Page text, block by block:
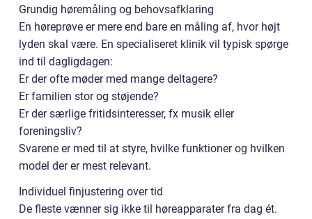
Grundig høremåling og behovsafklaring
En høreprøve er mere end bare en måling af, hvor højt
lyden skal være. En specialiseret klinik vil typisk spørge
ind til dagligdagen:
Er der ofte møder med mange deltagere?
Er familien stor og støjende?
Er der særlige fritidsinteresser, fx musik eller
foreningsliv?
Svarene er med til at styre, hvilke funktioner og hvilken
model der er mest relevant.
Individuel finjustering over tid
De fleste vænner sig ikke til høreapparater fra dag ét.